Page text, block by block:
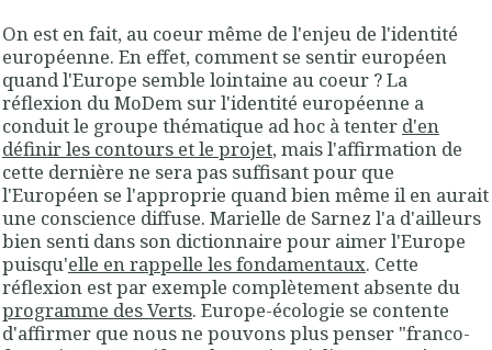
On est en fait, au coeur même de l'enjeu de l'identité
européenne. En effet, comment se sentir européen
quand l'Europe semble lointaine au coeur ? La
réflexion du MoDem sur l'identité européenne a
conduit le groupe thématique ad hoc à tenter d'en
définir les contours et le projet, mais l'affirmation de
cette dernière ne sera pas suffisant pour que
l'Européen se l'approprie quand bien même il en aurait
une conscience diffuse. Marielle de Sarnez l'a d'ailleurs
bien senti dans son dictionnaire pour aimer l'Europe
puisqu'elle en rappelle les fondamentaux. Cette
réflexion est par exemple complètement absente du
programme des Verts. Europe-écologie se contente
d'affirmer que nous ne pouvons plus penser "franco-